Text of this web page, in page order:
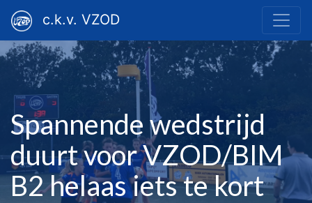
c.k.v. VZOD
Spannende wedstrijd
duurt voor VZOD/BIM
B2 helaas iets te kort